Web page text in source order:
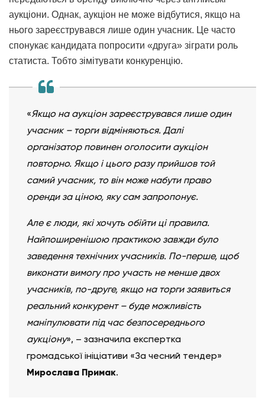
аукціони. Однак, аукціон не може відбутися, якщо на
нього зареєструвався лише один учасник. Це часто
спонукає кандидата попросити «друга» зіграти роль
статиста. Тобто зімітувати конкуренцію.
«Якщо на аукціон зареєструвався лише один
учасник – торги відміняються. Далі
організатор повинен оголосити аукціон
повторно. Якщо і цього разу прийшов той
самий учасник, то він може набути право
оренди за ціною, яку сам запропонує.
Але є люди, які хочуть обійти ці правила.
Найпоширенішою практикою завжди було
заведення технічних учасників. По-перше, щоб
виконати вимогу про участь не менше двох
учасників, по-друге, якщо на торги заявиться
реальний конкурент – буде можливість
маніпулювати під час безпосереднього
аукціону», – зазначила експертка
громадської ініціативи «За чесний тендер»
Мирослава Примак.